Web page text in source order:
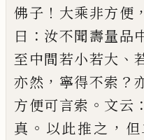
佛子 ！ 大乘非方便 ，
曰 ： 汝不聞壽量品
至中間若小若大 、
亦然 ， 寧得不索 ？
方便可言索 。 文云 ：
真 。 以此推之 ，